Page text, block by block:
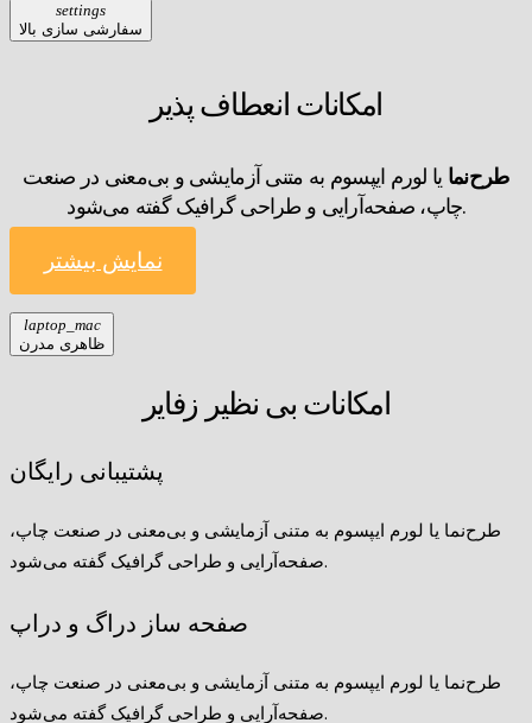
settings
سفارشی سازی بالا
امکانات انعطاف پذیر
طرح‌نما یا لورم ایپسوم به متنی آزمایشی و بی‌معنی در صنعت
چاپ، صفحه‌آرایی و طراحی گرافیک گفته می‌شود.
نمایش بیشتر
laptop_mac
ظاهری مدرن
امکانات بی نظیر زفایر
پشتیبانی رایگان
طرح‌نما یا لورم ایپسوم به متنی آزمایشی و بی‌معنی در صنعت چاپ،
صفحه‌آرایی و طراحی گرافیک گفته می‌شود.
صفحه ساز دراگ و دراپ
طرح‌نما یا لورم ایپسوم به متنی آزمایشی و بی‌معنی در صنعت چاپ،
صفحه‌آرایی و طراحی گرافیک گفته می‌شود.